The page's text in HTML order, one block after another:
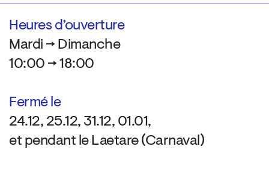
Heures d’ouverture
Mardi → Dimanche
10:00 → 18:00
Fermé le
24.12, 25.12, 31.12, 01.01,
et pendant le Laetare (Carnaval)